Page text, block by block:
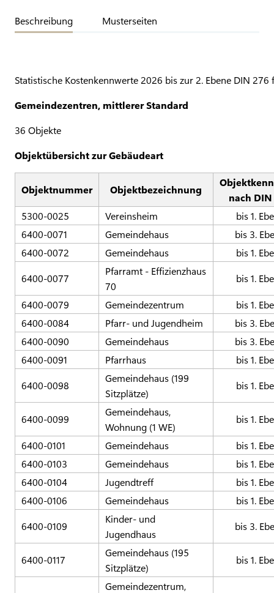
Beschreibung Musterseiten
Statistische Kostenkennwerte 2026 bis zur 2. Ebene DIN 276
Gemeindezentren, mittlerer Standard
36 Objekte
Objektübersicht zur Gebäudeart
Objektnummer Objektbezeichnung
nach DIN
5300-0025
Vereinsheim
bis 1.
6400-0071
Gemeindehaus
bis 3.
6400-0072
Gemeindehaus
bis 1.
6400-0077
Pfarramt - Effizienzhaus
70
bis 1.
6400-0079 Gemeindezentrum
bis 1.
6400-0084
Pfarr- und Jugendheim
bis 3.
6400-0090
Gemeindehaus
bis 3.
6400-0091
Pfarrhaus
bis 1.
6400-0098
Gemeindehaus (199
Sitzplätze)
bis 1.
6400-0099
Gemeindehaus,
Wohnung (1 WE)
bis 1.
6400-0101 Gemeindehaus
bis 1.
6400-0103
Gemeindehaus
bis 1.
6400-0104
Jugendtreff
bis 1.
6400-0106
Gemeindehaus
bis 1.
6400-0109
Kinder- und
Jugendhaus
bis 3.
6400-0117
Gemeindehaus (195
Sitzplätze)
bis 1.
Gemeindezentrum,